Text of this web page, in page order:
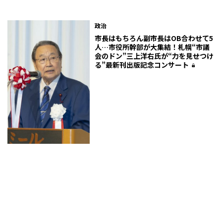
政治
市長はもちろん副市長はOB合わせて5
人…市役所幹部が大集結！札幌“市議
会のドン”三上洋右氏が“力を見せつけ
る”最新刊出版記念コンサート